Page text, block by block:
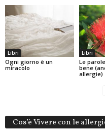
Libri
Ogni giorno è un
miracolo
Libri
Le
bene
allergie)
Cos’è Vivere con le